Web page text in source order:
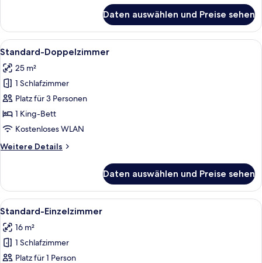
Doppelzimmer
Daten auswählen und Preise sehen
Alle
Fotos
für
Standard-
Doppelzimmer
anzeigen
Standard-Doppelzimmer |
4
Standard-Doppelzimmer
25 m²
1 Schlafzimmer
Platz für 3 Personen
1 King-Bett
Kostenloses WLAN
Weitere Details
Weitere
Doppelzimmer
Daten auswählen und Preise sehen
Alle
Fotos
für
Standard-
Einzelzimmer
Standard-Einzelzimmer |
4
Standard-Einzelzimmer
16 m²
1 Schlafzimmer
Platz für 1 Person